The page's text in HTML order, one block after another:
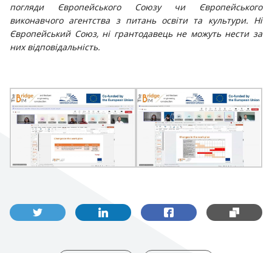
погляди Європейського Союзу чи Європейського
виконавчого агентства з питань освіти та культури. Ні
Європейський Союз, ні грантодавець не можуть нести за
них відповідальність.